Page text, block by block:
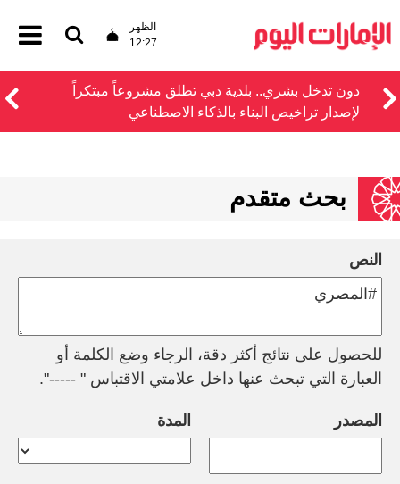
الظهر
12:27
دون تدخل بشري.. بلدية دبي تطلق مشروعاً مبتكراً
لإصدار تراخيص البناء بالذكاء الاصطناعي
بحث متقدم
النص
للحصول على نتائج أكثر دقة، الرجاء وضع الكلمة أو
العبارة التي تبحث عنها داخل علامتي الاقتباس " -----".
المصدر المدة